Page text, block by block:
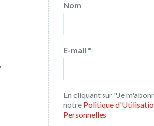
,
Nom
E-mail *
En cliquant sur "Je
notre Politique
Personnelles